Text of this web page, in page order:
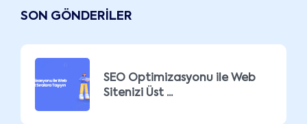
SON GÖNDERILER
SEO Optimizasyonu ile Web
Sitenizi Üst ...